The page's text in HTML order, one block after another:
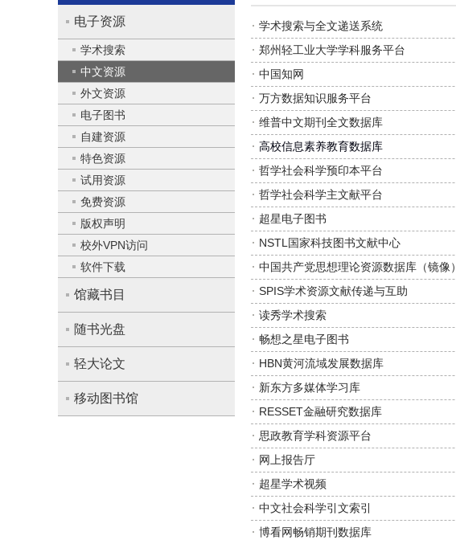
电子资源
学术搜索
中文资源
外文资源
电子图书
自建资源
特色资源
试用资源
免费资源
版权声明
校外VPN访问
软件下载
馆藏书目
随书光盘
轻大论文
移动图书馆
学术搜索与全文递送系统
郑州轻工业大学学科服务平台
中国知网
万方数据知识服务平台
维普中文期刊全文数据库
高校信息素养教育数据库
哲学社会科学预印本平台
哲学社会科学主文献平台
超星电子图书
NSTL国家科技图书文献中心
中国共产党思想理论资源数据库（镜像）
SPIS学术资源文献传递与互助
读秀学术搜索
畅想之星电子图书
HBN黄河流域发展数据库
新东方多媒体学习库
RESSET金融研究数据库
思政教育学科资源平台
网上报告厅
超星学术视频
中文社会科学引文索引
博看网畅销期刊数据库